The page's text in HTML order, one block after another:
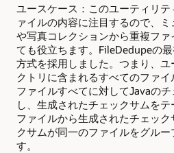
ユースケース：このユーティリ
ァイルの内容に注目するので、
や写真コレクションから重複フ
ても役立ちます。FileDedupeの
方式を採用しました。つまり、
クトリに含まれるすべてのファ
ファイルすべてに対してJavaの
し、生成されたチェックサムを
ファイルから生成されたチェッ
クサムが同一のファイルをグル
す。